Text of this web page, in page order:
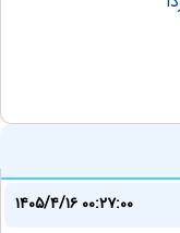
۱۴۰۵/۴/۱۶ ۰۰:۲۷:۰۰